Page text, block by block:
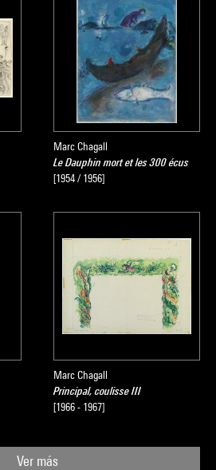
Marc Chagall
Le Dauphin mort et les 300 écus
[1954 / 1956]
Marc Chagall
Principal, coulisse III
[1966 - 1967]
Ver más